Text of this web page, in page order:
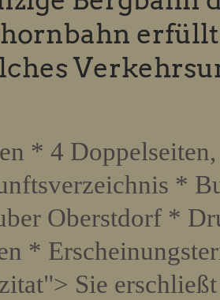
* 4
*
Oberstdorf *
*
Sie